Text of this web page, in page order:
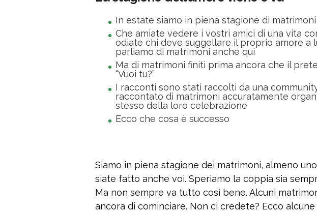
In estate siamo in piena stagione di matrimoni
Che amiate vedere i vostri amici di una vita
odiate chi deve suggellare il proprio amore a
parliamo di matrimoni anche qui
Ma di matrimoni finiti prima ancora che il
“Vuoi tu?”
I racconti sono stati raccolti da una
raccontato di matrimoni accuratamente
stesso della loro celebrazione
Ecco che cosa è successo
Siamo in piena stagione dei matrimoni, almeno
siate fatto anche voi. Speriamo la coppia sia
Ma non sempre va tutto così bene. Alcuni
ancora di cominciare. Non ci credete? Ecco